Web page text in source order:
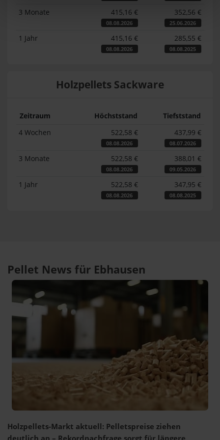
3 Monate 415,16 €
08.08.2026
352,56 €
25.06.2026
1 Jahr 415,16 €
08.08.2026
285,55 €
08.08.2025
Holzpellets Sackware
Zeitraum Höchststand
Tiefststand
4 Wochen
522,58 €
08.08.2026
437,99 €
08.07.2026
3 Monate 522,58 €
08.08.2026
388,01 €
09.05.2026
1 Jahr 522,58 €
08.08.2026
347,95 €
08.08.2025
Pellet News für Ebhausen
Holzpellets-Markt aktuell: Pelletspreise ziehen